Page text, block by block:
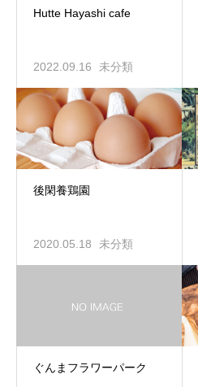
Hutte Hayashi cafe
2022.09.16 未分類
後閑養鶏園
2020.05.18 未分類
ぐんまフラワーパーク